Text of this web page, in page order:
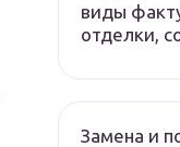
виды
отделки,
Замена и